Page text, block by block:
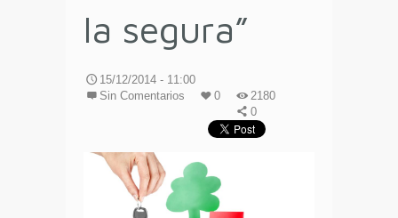
la segura”
15/12/2014 - 11:00
Sin Comentarios
0
2180
0